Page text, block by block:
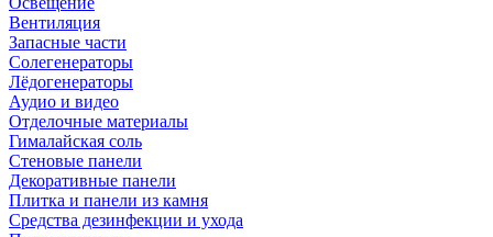
Вентиляция
Запасные части
Солегенераторы
Лёдогенераторы
Аудио и видео
Отделочные материалы
Гималайская соль
Стеновые панели
Декоративные панели
Плитка и панели из камня
Средства дезинфекции и ухода